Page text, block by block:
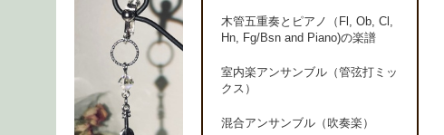
木管五重奏とピアノ（Fl, Ob, Cl,
Hn, Fg/Bsn and Piano)の楽譜
室内楽アンサンブル（管弦打ミッ
クス）
混合アンサンブル（吹奏楽）